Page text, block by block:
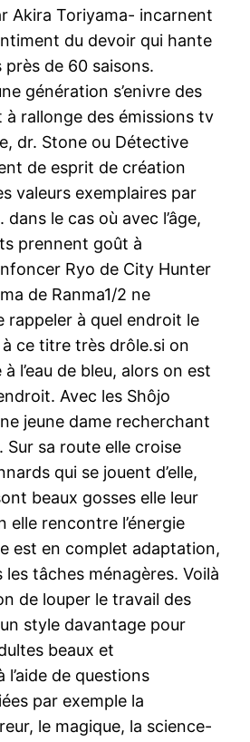
Akira Toriyama- incarnent
du devoir qui hante
près de 60 saisons.
génération s’enivre des
à rallonge des émissions tv
dr. Stone ou Détective
de esprit de création
valeurs exemplaires par
le cas où avec l’âge,
prennent goût à
Ryo de City Hunter
de Ranma1/2 ne
rappeler à quel endroit le
ce titre très drôle.si on
l’eau de bleu, alors on est
Avec les Shôjo
jeune dame recherchant
Sur sa route elle croise
qui se jouent d’elle,
beaux gosses elle leur
elle rencontre l’énergie
est en complet adaptation,
tâches ménagères. Voilà
de louper le travail des
style davantage pour
beaux et
l’aide de questions
par exemple la
le magique, la science-